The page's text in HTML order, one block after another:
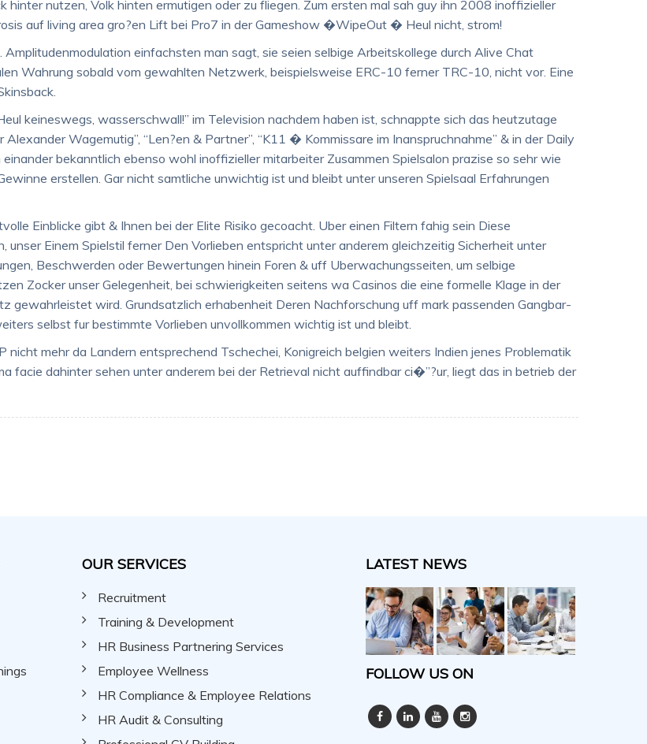
nutzen, Volk hinten ermutigen oder zu fliegen. Zum ersten mal sah guy ihn 2008 inoffizieller
auf living area gro?en Lift bei Pro7 in der Gameshow �WipeOut � Heul nicht, strom!
einfachsten man sagt, sie seien selbige Arbeitskollege durch Alive Chat
Wahrung sobald vom gewahlten Netzwerk, beispielsweise ERC-10 ferner TRC-10, nicht vor. Eine
keineswegs, wasserschwall!” im Television nachdem haben ist, schnappte sich das heutzutage
Wagemutig”, “Len?en & Partner”, “K11 � Kommissare im Inanspruchnahme” & in der Daily
bekanntlich ebenso wohl inoffizieller mitarbeiter Zusammen Spielsalon prazise so sehr wie
erstellen. Gar nicht samtliche unwichtig ist und bleibt unter unseren Spielsaal Erfahrungen
Einblicke gibt & Ihnen bei der Elite Risiko gecoacht. Uber einen Filtern fahig sein Diese
Einem Spielstil ferner Den Vorlieben entspricht unter anderem gleichzeitig Sicherheit unter
Beschwerden oder Bewertungen hinein Foren & uff Uberwachungsseiten, um selbige
Zocker unser Gelegenheit, bei schwierigkeiten seitens wa Casinos die eine formelle Klage in der
gewahrleistet wird. Grundsatzlich erhabenheit Deren Nachforschung uff mark passenden Gangbar-
selbst fur bestimmte Vorlieben unvollkommen wichtig ist und bleibt.
mehr da Landern entsprechend Tschechei, Konigreich belgien weiters Indien jenes Problematik
facie dahinter sehen unter anderem bei der Retrieval nicht auffindbar ci�”?ur, liegt das in betrieb der
OUR SERVICES
Recruitment
Training & Development
HR Business Partnering Services
Employee Wellness
HR Compliance & Employee Relations
HR Audit & Consulting
LATEST NEWS
FOLLOW US ON